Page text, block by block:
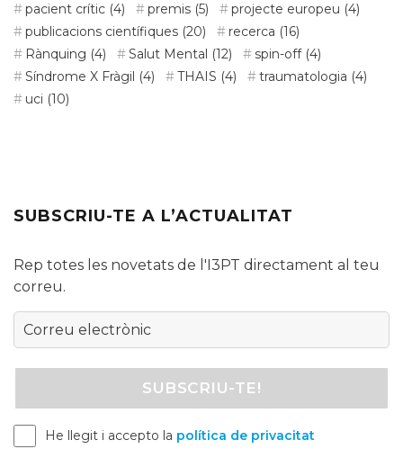
pacient crític (4) premis (5) projecte europeu (4)
publicacions científiques (20) recerca (16)
Rànquing (4) Salut Mental (12) spin-off(4)
Síndrome X Fràgil (4) THAIS (4) traumatologia (4)
uci (10)
SUBSCRIU-TE A L’ACTUALITAT
Rep totes les novetats de l'I3PT directament al teu
correu.
He llegit i accepto la política de privacitat